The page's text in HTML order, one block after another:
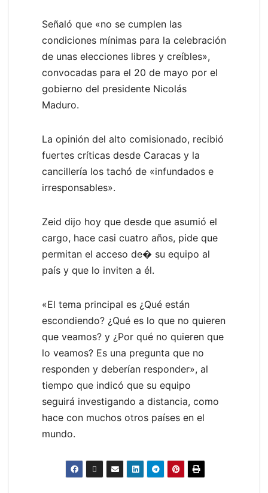
Señaló que «no se cumplen las
condiciones mínimas para la celebración
de unas elecciones libres y creíbles»,
convocadas para el 20 de mayo por el
gobierno del presidente Nicolás
Maduro.
La opinión del alto comisionado, recibió
fuertes críticas desde Caracas y la
cancillería los tachó de «infundados e
irresponsables».
Zeid dijo hoy que desde que asumió el
cargo, hace casi cuatro años, pide que
permitan el acceso de� su equipo al
país y que lo inviten a él.
«El tema principal es ¿Qué están
escondiendo? ¿Qué es lo que no quieren
que veamos? y ¿Por qué no quieren que
lo veamos? Es una pregunta que no
responden y deberían responder», al
tiempo que indicó que su equipo
seguirá investigando a distancia, como
hace con muchos otros países en el
mundo.